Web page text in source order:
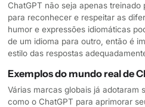
ChatGPT não seja apenas
para reconhecer e respeitar as
humor e expressões idiomáticas
de um idioma para outro, então é
estilo das respostas
Exemplos do mundo real de
Várias marcas globais já adotaram
como o ChatGPT para aprimorar